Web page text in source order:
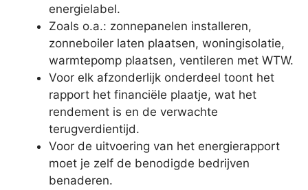
energielabel.
Zoals o.a.: zonnepanelen installeren,
zonneboiler laten plaatsen, woningisolatie,
warmtepomp plaatsen, ventileren met WTW.
Voor elk afzonderlijk onderdeel toont het
rapport het financiële plaatje, wat het
rendement is en de verwachte
terugverdientijd.
Voor de uitvoering van het energierapport
moet je zelf de benodigde bedrijven
benaderen.